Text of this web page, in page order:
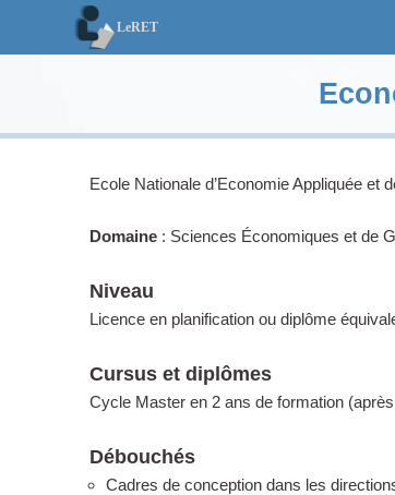
LeRET
LeRET
Ecole Nationale d’Economie Appliquée et
Domaine : Sciences Économiques et de
Niveau
Licence en planification ou diplôme
Cursus et diplômes
Cycle Master en 2 ans de formation
Débouchés
Cadres de conception dans les